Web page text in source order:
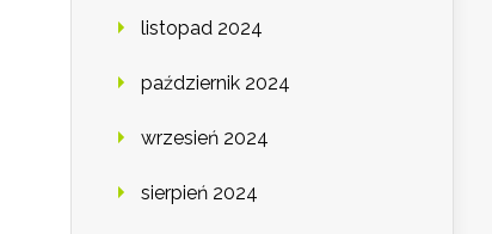
listopad 2024
październik 2024
wrzesień 2024
sierpień 2024